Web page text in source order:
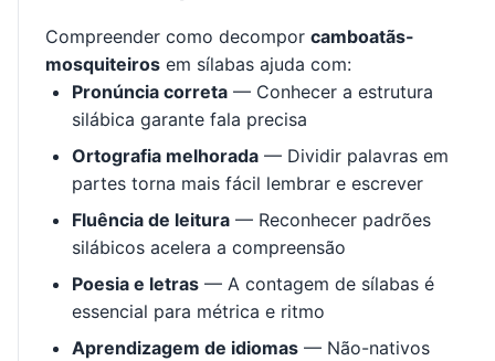
Compreender como decompor camboatãs-
mosquiteiros em sílabas ajuda com:
Pronúncia correta — Conhecer a estrutura
silábica garante fala precisa
Ortografia melhorada — Dividir palavras em
partes torna mais fácil lembrar e escrever
Fluência de leitura — Reconhecer padrões
silábicos acelera a compreensão
Poesia e letras — A contagem de sílabas é
essencial para métrica e ritmo
Aprendizagem de idiomas — Não-nativos